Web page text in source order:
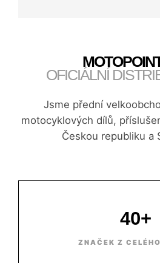
OFICIÁLNÍ
Jsme přední
motocyklových dílů,
Českou republiku a
40+
ZNAČEK Z